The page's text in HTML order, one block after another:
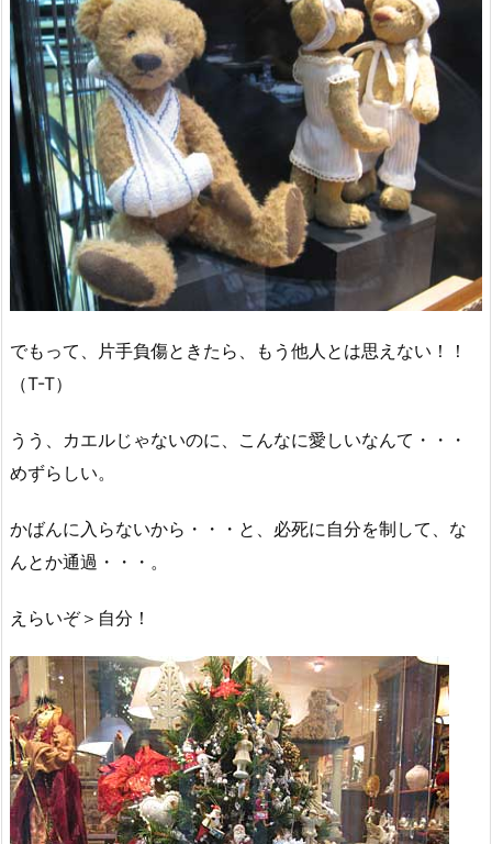
でもって、片手負傷ときたら、もう他人とは思えない！！
（T-T）
うう、カエルじゃないのに、こんなに愛しいなんて・・・
めずらしい。
かばんに入らないから・・・と、必死に自分を制して、な
んとか通過・・・。
えらいぞ＞自分！